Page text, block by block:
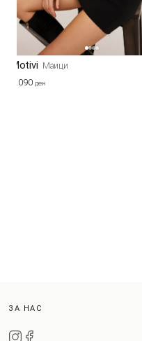
Motivi Маици
2.090 ден
ЗА НАС